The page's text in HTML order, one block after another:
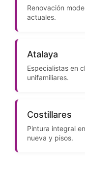
Renovación
actuales.
Atalaya
Especialistas en
unifamiliares.
Costillares
Pintura integral
nueva y pisos.